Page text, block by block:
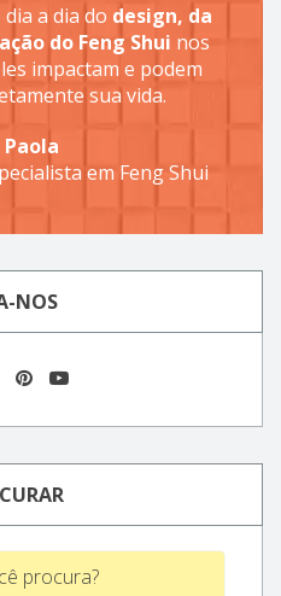
a dia do design, da
do Feng Shui nos
impactam e podem
sua vida.
Paola
em Feng Shui
NOS